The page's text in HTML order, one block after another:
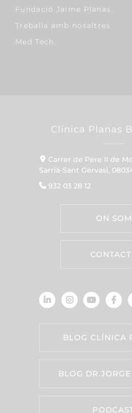
Fundació Jaime Planas
Treballa amb nosaltres
Med Tech
Clínica Planas
Carrer de Pere II de
Sarrià-Sant Gervasi,
932 03 28 12
ON SOM
BLOG CLÍNICA
BLOG